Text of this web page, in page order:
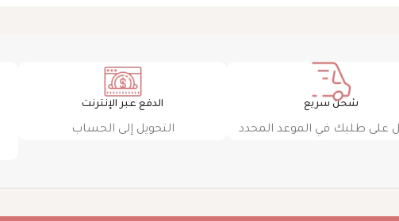
شحن سريع
على طلبك في الموعد المحدد
الدفع عبر الإنترنت
التحويل إلى الحساب